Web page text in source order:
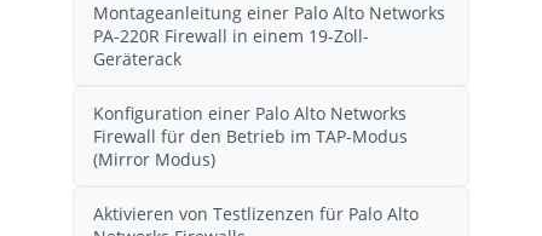
Montageanleitung einer Palo Alto Networks
PA-220R Firewall in einem 19-Zoll-
Geräterack
Konfiguration einer Palo Alto Networks
Firewall für den Betrieb im TAP-Modus
(Mirror Modus)
Aktivieren von Testlizenzen für Palo Alto